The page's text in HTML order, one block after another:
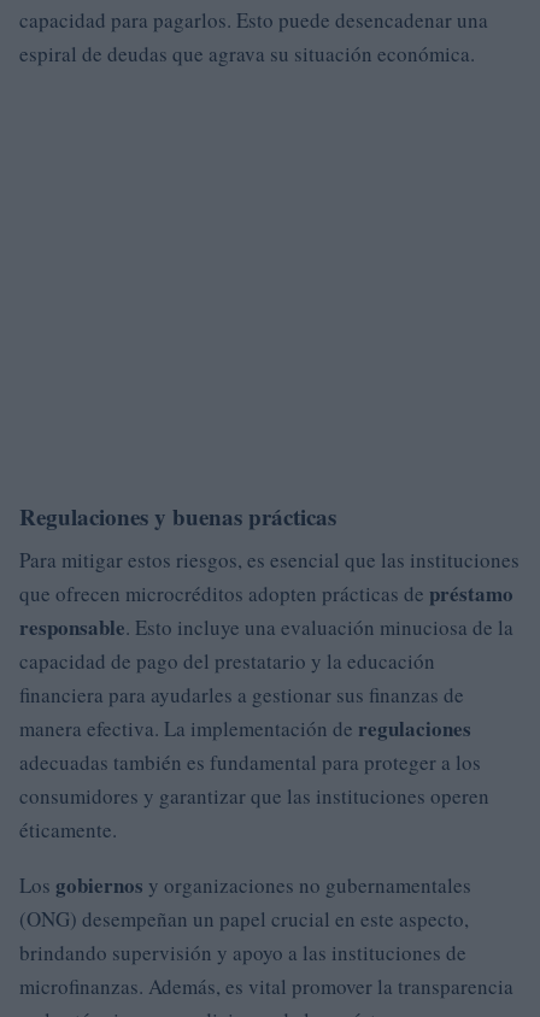
capacidad para pagarlos. Esto puede desencadenar una
espiral de deudas que agrava su situación económica.
Regulaciones y buenas prácticas
Para mitigar estos riesgos, es esencial que las instituciones
que ofrecen microcréditos adopten prácticas de préstamo
responsable. Esto incluye una evaluación minuciosa de la
capacidad de pago del prestatario y la educación
financiera para ayudarles a gestionar sus finanzas de
manera efectiva. La implementación de regulaciones
adecuadas también es fundamental para proteger a los
consumidores y garantizar que las instituciones operen
éticamente.
Los gobiernos y organizaciones no gubernamentales
(ONG) desempeñan un papel crucial en este aspecto,
brindando supervisión y apoyo a las instituciones de
microfinanzas. Además, es vital promover la transparencia